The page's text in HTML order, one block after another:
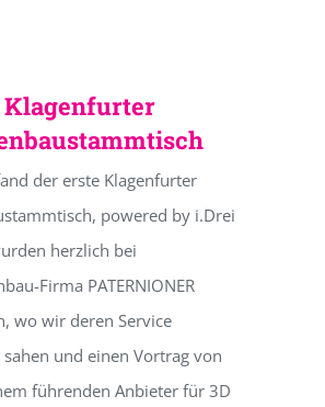
Klagenfurter
der erste Klagenfurter
powered by i.Drei
herzlich bei
Firma PATERNIONER
wo wir deren Service
und einen Vortrag von
führenden Anbieter für 3D